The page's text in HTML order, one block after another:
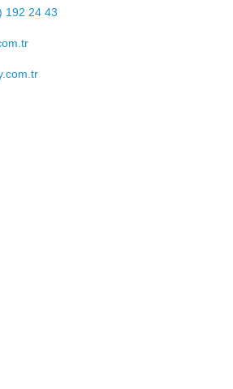
192 24 43